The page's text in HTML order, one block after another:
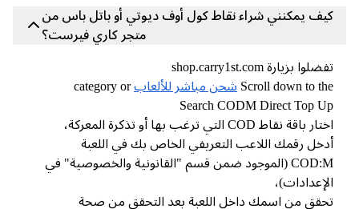
كيف يمكنني شراء نقاط كول أوف ديوتي أو باتل باس من
متجر كاري فيرست؟
تفضلوا بزيارة shop.carry1st.com
Scroll down to the شحن مباشر للألعاب category or
Search CODM Direct Top Up
اختار باقة نقاط COD التي ترغب بها أو تذكرة المعركة،
أدخل رقمك اللاعب التعريفي الخاص بك في اللعبة
COD:M (الموجود ضمن قسم "القانونية والخصوصية" في
الإعدادات)،
تحقق من اسمك داخل اللعبة بعد التحقق من صحة